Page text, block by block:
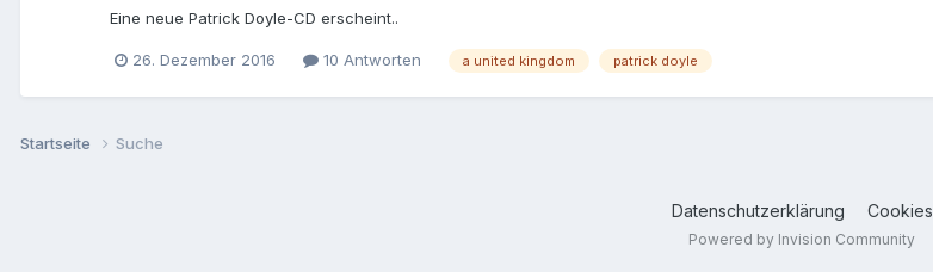
Eine neue Patrick Doyle-CD erscheint..
26. Dezember 2016 10 Antworten a united kingdom patrick doyle
Startseite Suche
Datenschutzerklärung Cookies
Powered by Invision Community